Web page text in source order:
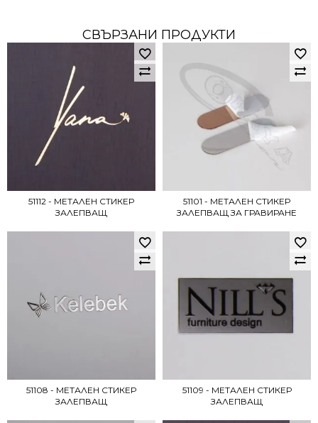
СВЪРЗАНИ ПРОДУКТИ
51112 - МЕТАЛЕН СТИКЕР
ЗАЛЕПВАЩ
51101 - МЕТАЛЕН СТИКЕР
ЗАЛЕПВАЩ ЗА ГРАВИРАНЕ
51108 - МЕТАЛЕН СТИКЕР
ЗАЛЕПВАЩ
51109 - МЕТАЛЕН СТИКЕР
ЗАЛЕПВАЩ